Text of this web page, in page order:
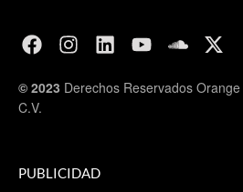
© 2023 Derechos Reservados
C.V.
PUBLICIDAD